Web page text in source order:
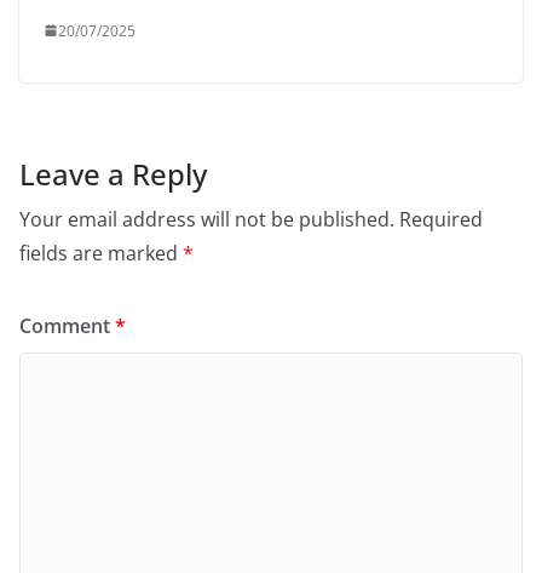
20/07/2025
Leave a Reply
Your email address will not be published. Required
fields are marked *
Comment*